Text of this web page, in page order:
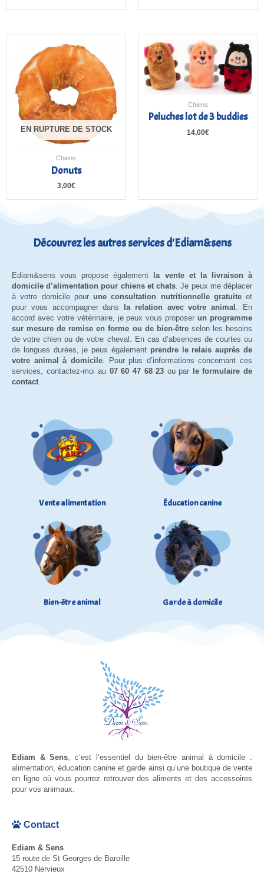
EN RUPTURE DE STOCK
Chiens
Donuts
3,00€
Chiens
Peluches lot de 3 buddies
14,00€
Découvrez les autres services d'Ediam&sens
Ediam&sens vous propose également
la vente et la livraison à
domicile d’alimentation pour chiens et chats . Je peux me déplacer
à votre domicile pour une consultation nutritionnelle gratuiteet
pour vous accompagner dans
la relation avec votre animal
. En
accord avec votre vétérinaire, je peux vous proposerun programme
sur mesure de remise en forme ou de bien-êtreselon les besoins
de votre chien ou de votre cheval. En cas d’absences de courtes ou
de longues durées, je peux également prendre le relais auprès de
votre animal à domicile. Pour plus d’informations concernant ces
services, contactez-moi au 07 60 47 68 23 ou par
le formulaire de
contact
Vente alimentation Éducation canine
Bien-être animal Garde à domicile
Ediam & Sens, c’est l’essentiel du bien-être animal à domicile :
alimentation, éducation canine et garde ainsi qu’une boutique de vente
en ligne où vous pourrez retrouver des aliments et des accessoires
pour vos animaux.
Contact
Ediam & Sens
15 route de St Georges de Baroille
42510 Nervieux